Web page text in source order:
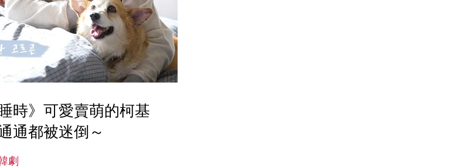
時》可愛賣萌的柯基
通都被迷倒～
劇